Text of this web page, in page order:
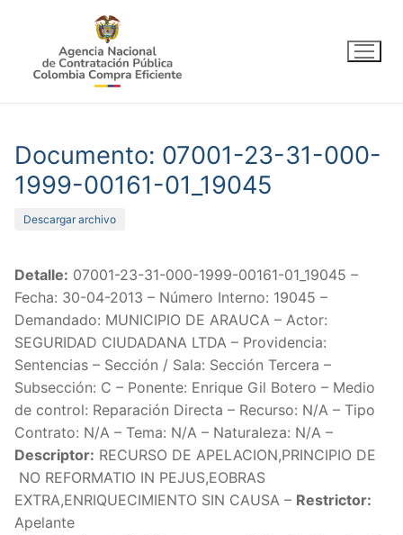
contenido
Documento: 07001-23-31-000-
1999-00161-01_19045
Descargar archivo
Detalle: 07001-23-31-000-1999-00161-01_19045 –
Fecha: 30-04-2013 – Número Interno: 19045 –
Demandado: MUNICIPIO DE ARAUCA – Actor:
SEGURIDAD CIUDADANA LTDA – Providencia:
Sentencias – Sección / Sala: Sección Tercera –
Subsección: C – Ponente: Enrique Gil Botero – Medio
de control: Reparación Directa – Recurso: N/A – Tipo
Contrato: N/A – Tema: N/A – Naturaleza: N/A –
Descriptor: RECURSO DE APELACION,PRINCIPIO DE
NO REFORMATIO IN PEJUS,EOBRAS
EXTRA,ENRIQUECIMIENTO SIN CAUSA – Restrictor:
Apelante